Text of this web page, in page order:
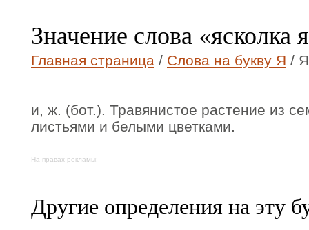
Значение слова «ясколка
Главная страница / Слова на букву Я /
и, ж. (бот.). Травянистое растение из
листьями и белыми цветками.
На правах рекламы:
Другие определения на эту